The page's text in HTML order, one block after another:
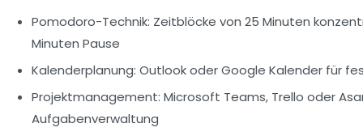
Pomodoro-Technik: Zeitblöcke von 25 Minuten
Minuten Pause
Kalenderplanung: Outlook oder Google Kalender für
Projektmanagement: Microsoft Teams, Trello oder
Aufgabenverwaltung